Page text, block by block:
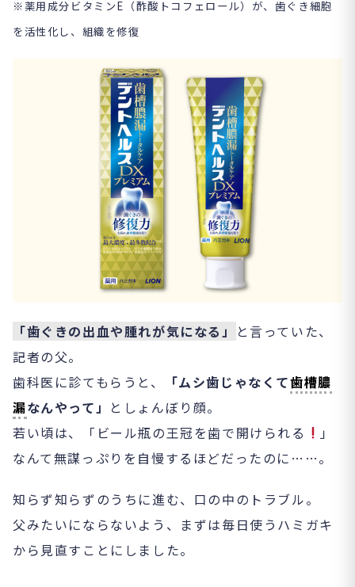
※薬用成分ビタミンE（酢酸トコフェロール）が、歯ぐき細胞
を活性化し、組織を修復
「歯ぐきの出血や腫れが気になる」
と言っていた、
記者の父。
歯科医に診てもらうと、
「ムシ歯じゃなくて歯槽膿
漏なんやって」 としょんぼり顔。
若い頃は、「ビール瓶の王冠を歯で開けられる
」
なんて無謀っぷりを自慢するほどだったのに……。
知らず知らずのうちに進む、口の中のトラブル。
父みたいにならないよう、まずは毎日使うハミガキ
から見直すことにしました。